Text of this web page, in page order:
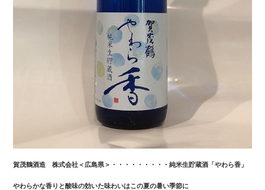
賀茂鶴酒造 株式会社＜広島県＞・・・・・・・・・純米生貯蔵酒「やわら香」
やわらかな香りと酸味の効いた味わいはこの夏の暑い季節に